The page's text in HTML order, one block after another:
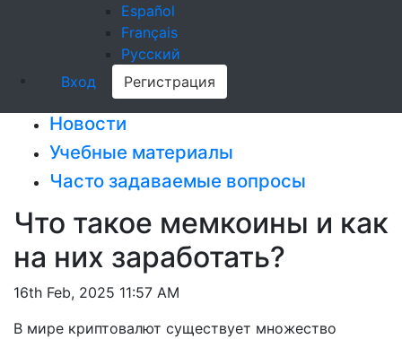
Español
Français
Русский
Вход
Регистрация
Новости
Учебные материалы
Часто задаваемые вопросы
Что такое мемкоины и как
на них заработать?
16th Feb, 2025 11:57 AM
В мире криптовалют существует множество